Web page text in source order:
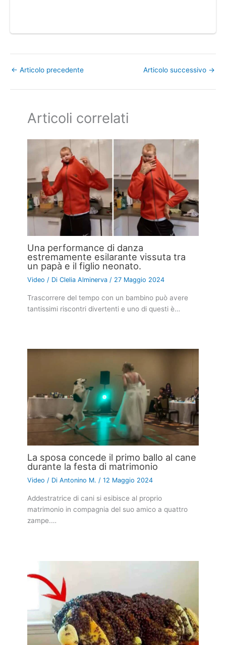
← Articolo precedente Articolo successivo →
Articoli correlati
Una performance di danza
estremamente esilarante vissuta tra
un papà e il figlio neonato.
Video / DiClelia Alminerva / 27 Maggio 2024
Trascorrere del tempo con un bambino può avere
tantissimi riscontri divertenti e uno di questi è…
La sposa concede il primo ballo al cane
durante la festa di matrimonio
Video / DiAntonino M./12 Maggio 2024
Addestratrice di cani si esibisce al proprio
matrimonio in compagnia del suo amico a quattro
zampe.…